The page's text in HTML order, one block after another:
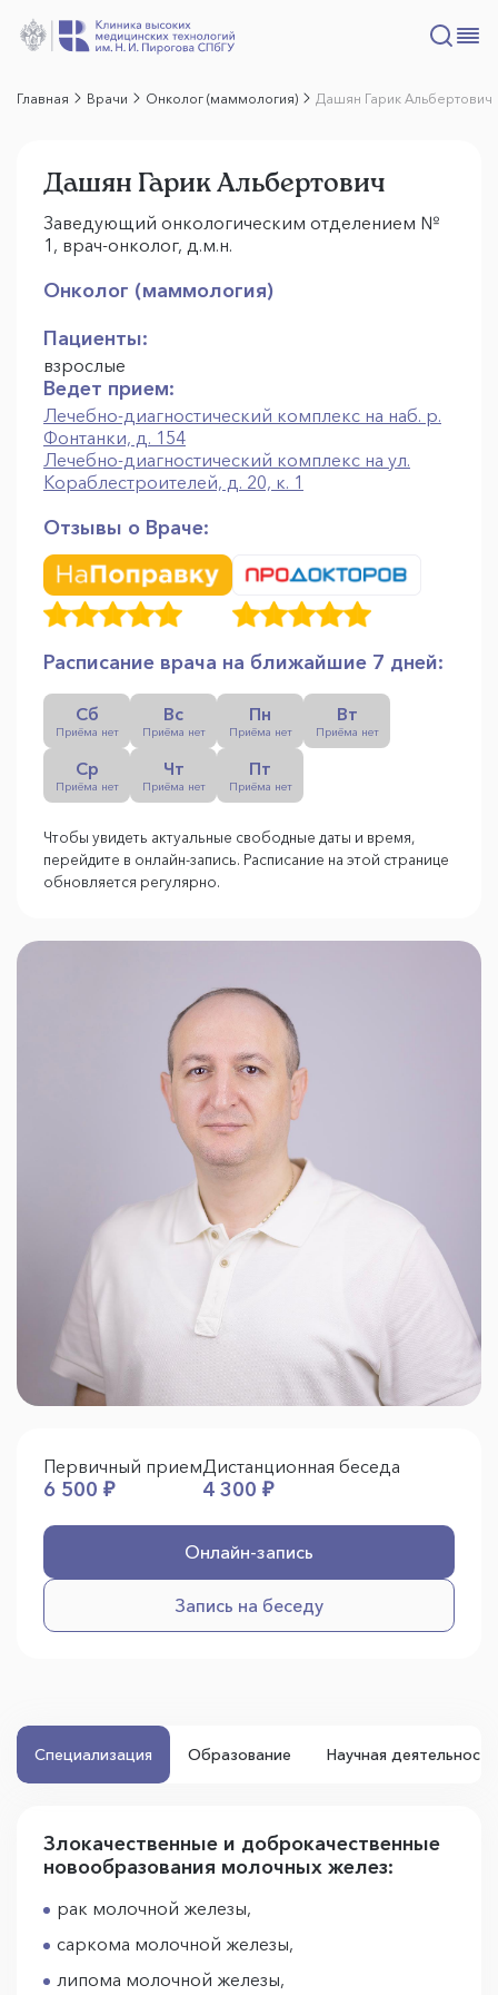
Главная Врачи Онколог (маммология) Дашян Гарик Альбертович
Дашян Гарик Альбертович
Заведующий онкологическим отделением №
1, врач-онколог, д.м.н.
Онколог (маммология)
Пациенты:
взрослые
Ведет прием:
Лечебно-диагностический комплекс на наб. р.
Фонтанки, д. 154
Лечебно-диагностический комплекс на ул.
Кораблестроителей, д. 20, к. 1
Отзывы о Враче:
Расписание врача на ближайшие 7 дней:
Сб
Приёма нет
Вс
Приёма нет
Пн
Приёма нет
Вт
Приёма нет
Ср
Приёма нет
Чт
Приёма нет
Пт
Приёма нет
Чтобы увидеть актуальные свободные даты и время,
перейдите в онлайн-запись. Расписание на этой странице
обновляется регулярно.
Первичный прием
6 500 ₽
Дистанционная беседа
4 300 ₽
Онлайн-запись
Запись на беседу
Специализация Образование Научная деятельность
Злокачественные и доброкачественные
новообразования молочных желез:
рак молочной железы,
саркома молочной железы,
липома молочной железы,